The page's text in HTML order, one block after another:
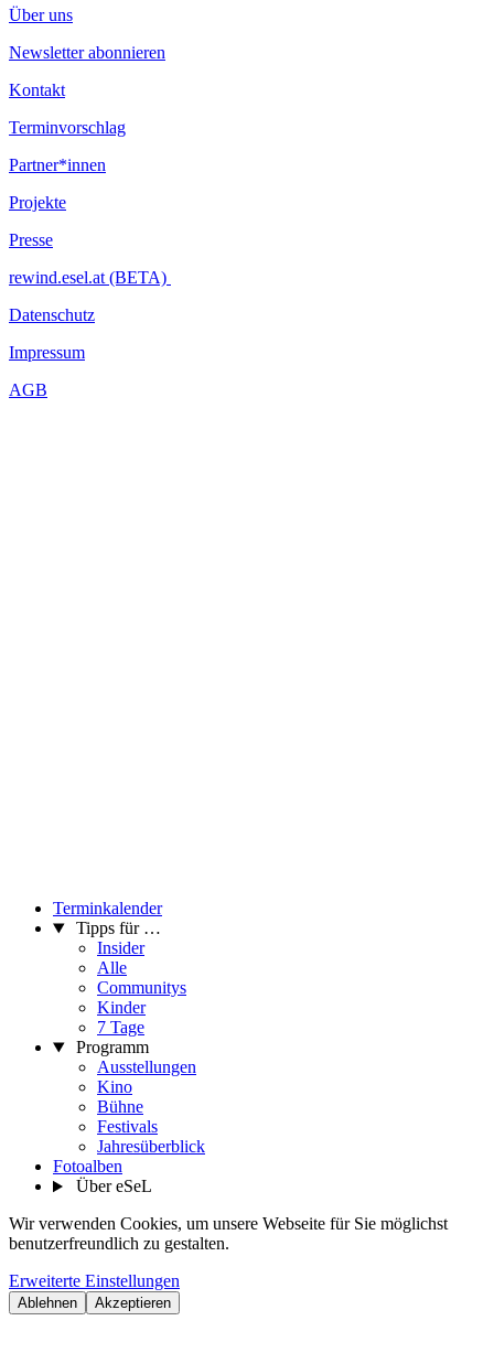
Über uns
Newsletter abonnieren
Kontakt
Terminvorschlag
Partner*innen
Projekte
Presse
rewind.esel.at (BETA)
Datenschutz
Impressum
AGB
Terminkalender
Tipps für …
Insider
Alle
Communitys
Kinder
7 Tage
Programm
Ausstellungen
Kino
Bühne
Festivals
Jahresüberblick
Fotoalben
Über eSeL
Wir verwenden Cookies, um unsere Webseite für Sie möglichst
benutzerfreundlich zu gestalten.
Erweiterte Einstellungen
Ablehnen Akzeptieren